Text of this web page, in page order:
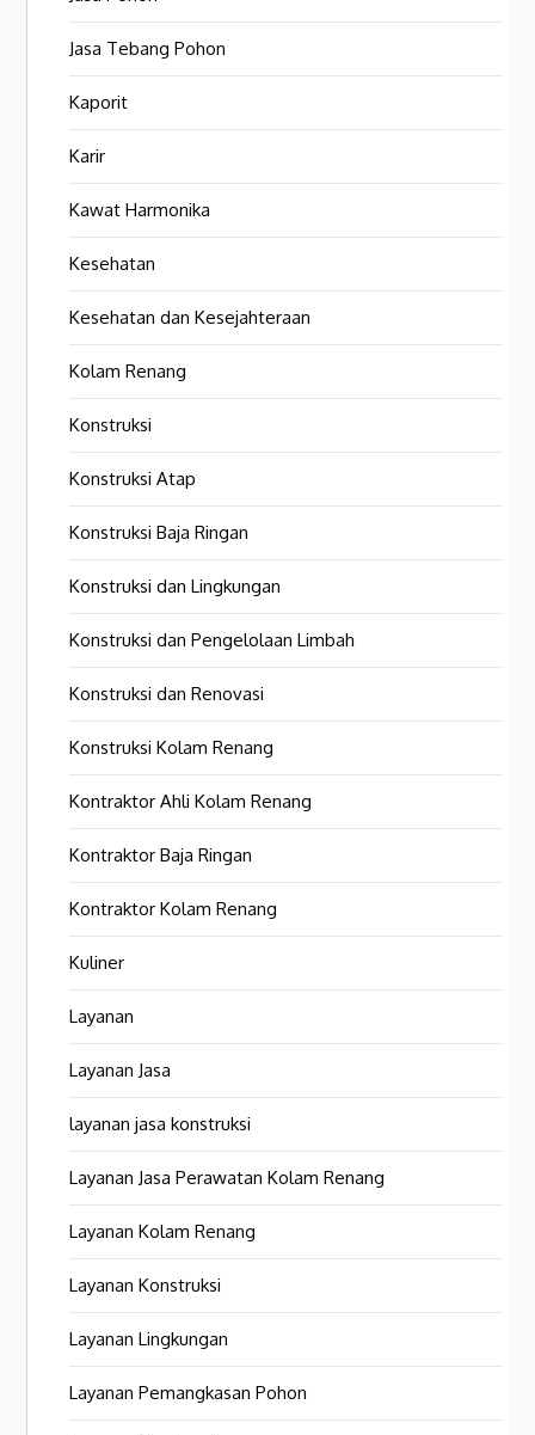
Jasa Tebang Pohon
Kaporit
Karir
Kawat Harmonika
Kesehatan
Kesehatan dan Kesejahteraan
Kolam Renang
Konstruksi
Konstruksi Atap
Konstruksi Baja Ringan
Konstruksi dan Lingkungan
Konstruksi dan Pengelolaan Limbah
Konstruksi dan Renovasi
Konstruksi Kolam Renang
Kontraktor Ahli Kolam Renang
Kontraktor Baja Ringan
Kontraktor Kolam Renang
Kuliner
Layanan
Layanan Jasa
layanan jasa konstruksi
Layanan Jasa Perawatan Kolam Renang
Layanan Kolam Renang
Layanan Konstruksi
Layanan Lingkungan
Layanan Pemangkasan Pohon